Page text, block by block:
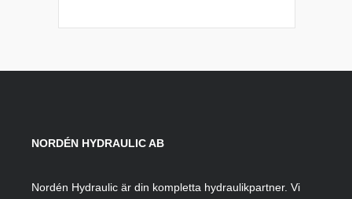
NORDÉN HYDRAULIC AB
Nordén Hydraulic är din kompletta hydraulikpartner. Vi